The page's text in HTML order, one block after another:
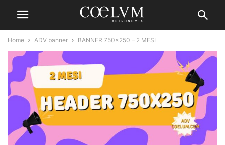
Home ADV banner BANNER 750×250 – 2 MESI